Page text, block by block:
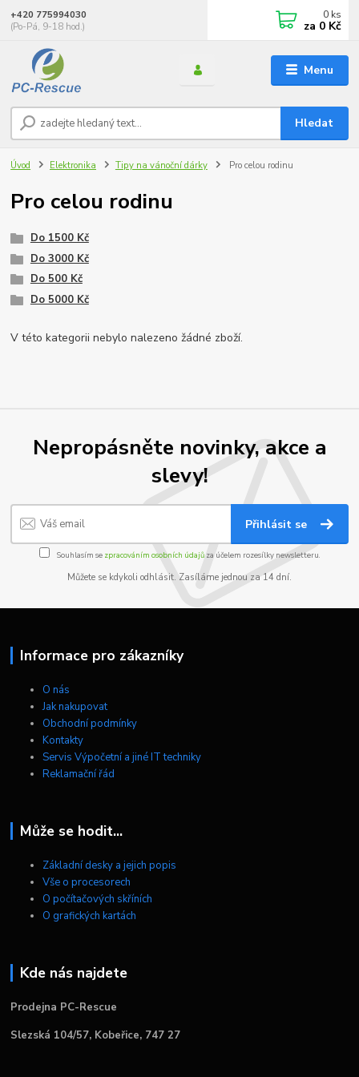
Menu
Hledat
+420 775994030
(Po-Pá, 9-18 hod.)
0 ks
za 0 Kč
Úvod Elektronika Tipy na vánoční dárky Pro celou rodinu
Pro celou rodinu
Do 1500 Kč
Do 3000 Kč
Do 500 Kč
Do 5000 Kč
V této kategorii nebylo nalezeno žádné zboží.
Nepropásněte novinky, akce a
slevy!
Přihlásit se
Souhlasím se zpracováním osobních údajůza účelem rozesílky newsletteru.
Můžete se kdykoli odhlásit. Zasíláme jednou za 14 dní.
Informace pro zákazníky
O nás
Jak nakupovat
Obchodní podmínky
Kontakty
Servis Výpočetní a jiné IT techniky
Reklamační řád
Může se hodit...
Základní desky a jejich popis
Vše o procesorech
O počítačových skříních
O grafických kartách
Kde nás najdete
Prodejna PC-Rescue
Slezská 104/57, Kobeřice, 747 27